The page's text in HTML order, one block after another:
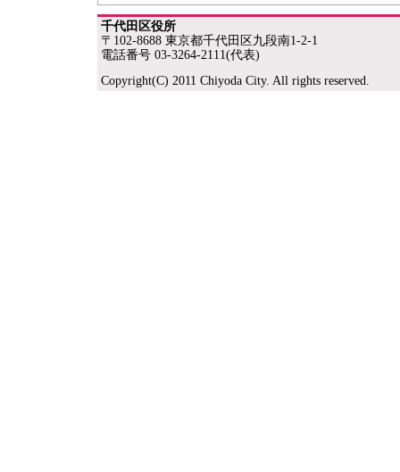
千代田区役所
〒102-8688 東京都千代田区九段南1-2-1
電話番号 03-3264-2111(代表)
Copyright(C) 2011 Chiyoda City. All rights reserved.